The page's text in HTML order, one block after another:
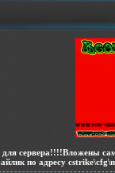
для сервера!!!!Вложены
по адресу